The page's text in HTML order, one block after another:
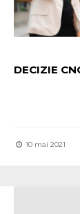
DECIZIE
10 mai 2021